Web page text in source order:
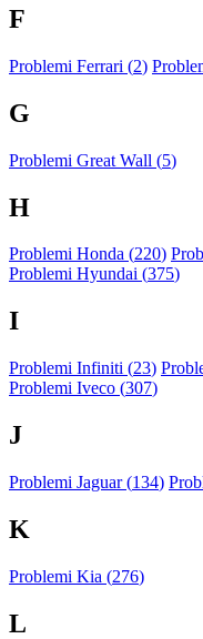
F
Problemi Ferrari (2)
G
Problemi Great Wall (5)
H
Problemi Honda (220)
Problemi Hyundai (375)
I
Problemi Infiniti (23)
Problemi Iveco (307)
J
Problemi Jaguar (134)
K
Problemi Kia (276)
L